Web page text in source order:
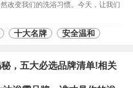
改变我们的洗浴习惯。今天，让我们
十大名牌 安全温和
，五大必选品牌清单!相关